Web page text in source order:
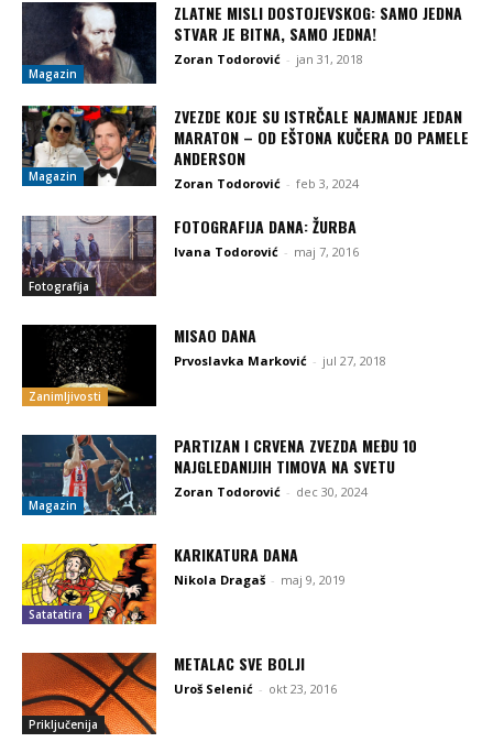
Magazin
ZLATNE MISLI DOSTOJEVSKOG: SAMO JEDNA
STVAR JE BITNA, SAMO JEDNA!
Zoran Todorović - jan 31, 2018
Magazin
ZVEZDE KOJE SU ISTRČALE NAJMANJE JEDAN
MARATON – OD EŠTONA KUČERA DO PAMELE
ANDERSON
Zoran Todorović - feb 3, 2024
Fotografija
FOTOGRAFIJA DANA: ŽURBA
Ivana Todorović - maj 7, 2016
Zanimljivosti
MISAO DANA
Prvoslavka Marković - jul 27, 2018
Magazin
PARTIZAN I CRVENA ZVEZDA MEĐU 10
NAJGLEDANIJIH TIMOVA NA SVETU
Zoran Todorović - dec 30, 2024
Satatatira
KARIKATURA DANA
Nikola Dragaš - maj 9, 2019
Priključenija
METALAC SVE BOLJI
Uroš Selenić - okt 23, 2016